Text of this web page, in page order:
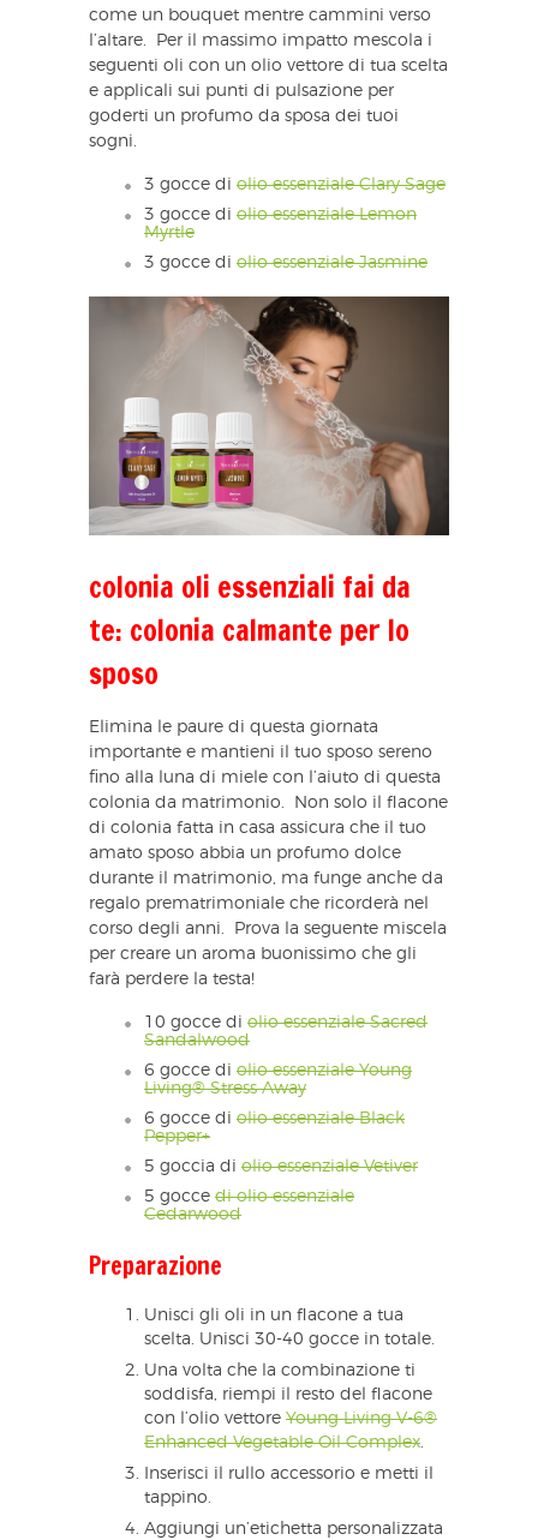
come un bouquet mentre cammini verso
l’altare. Per il massimo impatto mescola i
seguenti oli con un olio vettore di tua scelta
e applicali sui punti di pulsazione per
goderti un profumo da sposa dei tuoi
sogni.
3 gocce di olio essenziale Clary Sage
3 gocce di olio essenziale Lemon
Myrtle
3 gocce di olio essenziale Jasmine
colonia oli essenziali fai da
te: colonia calmante per lo
sposo
Elimina le paure di questa giornata
importante e mantieni il tuo sposo sereno
fino alla luna di miele con l’aiuto di questa
colonia da matrimonio. Non solo il flacone
di colonia fatta in casa assicura che il tuo
amato sposo abbia un profumo dolce
durante il matrimonio, ma funge anche da
regalo prematrimoniale che ricorderà nel
corso degli anni. Prova la seguente miscela
per creare un aroma buonissimo che gli
farà perdere la testa!
10 gocce di olio essenziale Sacred
Sandalwood
6 gocce di olio essenziale Young
Living® Stress Away
6 gocce di olio essenziale Black
Pepper+
5 goccia di olio essenziale Vetiver
5 gocce di olio essenziale
Cedarwood
Preparazione
Unisci gli oli in un flacone a tua
scelta. Unisci 30-40 gocce in totale.
Una volta che la combinazione ti
soddisfa, riempi il resto del flacone
con l’olio vettore Young Living V-6®
Enhanced Vegetable Oil Complex.
Inserisci il rullo accessorio e metti il
tappino.
Aggiungi un’etichetta personalizzata